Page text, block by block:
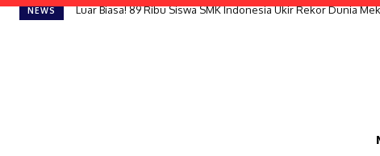
NEWS Luar Biasa! 89 Ribu Siswa SMK Indonesia Ukir Rekor Dunia
Paguyuban Konsumen Plastik dan Benang Nusantara